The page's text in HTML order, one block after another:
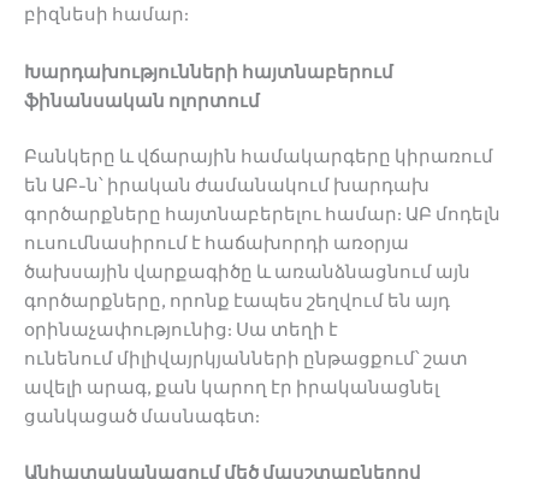
բիզնեսի համար:
Խարդախությունների հայտնաբերում
ֆինանսական ոլորտում
Բանկերը և վճարային համակարգերը կիրառում
են ԱԲ-ն՝ իրական ժամանակում խարդախ
գործարքները հայտնաբերելու համար: ԱԲ մոդելն
ուսումնասիրում է հաճախորդի առօրյա
ծախսային վարքագիծը և առանձնացնում այն
գործարքները, որոնք էապես շեղվում են այդ
օրինաչափությունից: Սա տեղի է
ունենում միլիվայրկյանների ընթացքում՝ շատ
ավելի արագ, քան կարող էր իրականացնել
ցանկացած մասնագետ:
Անհատականացում մեծ մասշտաբներով